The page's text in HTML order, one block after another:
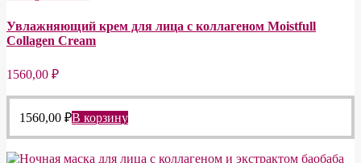
Увлажняющий крем для лица с коллагеном Moistfull
Collagen Cream
1560,00 ₽
1560,00 ₽В корзину